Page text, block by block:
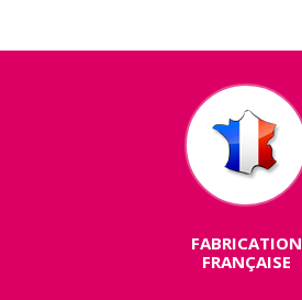
FABRICATION
FRANÇAISE